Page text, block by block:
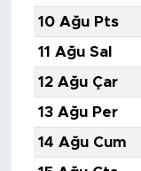
10 Ağu Pts
11 Ağu Sal
12 Ağu Çar
13 Ağu Per
14 Ağu Cum